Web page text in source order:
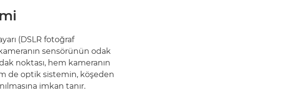
(DSLR fotoğraf
sensörünün odak
noktası, hem kameranın
de optik sistemin, köşeden
imkan tanır.